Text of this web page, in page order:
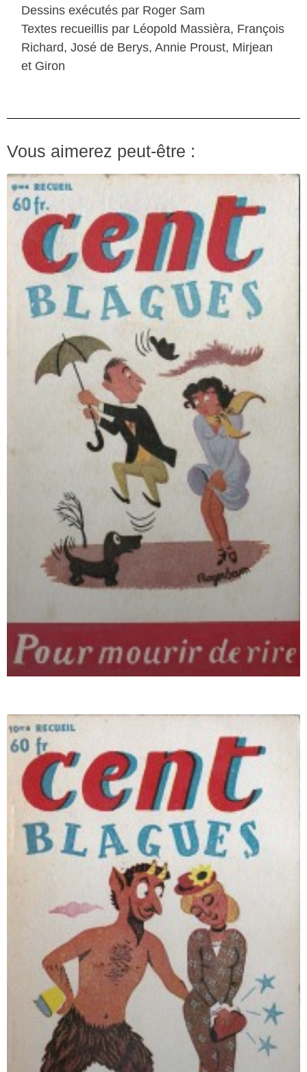
Dessins exécutés par Roger Sam
Textes recueillis par Léopold Massièra, François
Richard, José de Berys, Annie Proust, Mirjean
et Giron
Vous aimerez peut-être :